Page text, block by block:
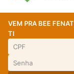
VEM PRA BEE
TI